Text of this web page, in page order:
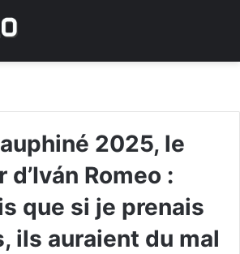
2025, le
Romeo :
que si je prenais
ils auraient du mal